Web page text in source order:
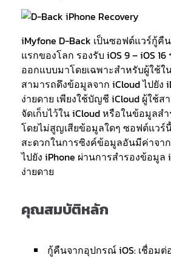
iMyfone D-Back เป็นซอฟต์แวร์กู้คื
แรกของโลก รองรับ iOS 9 – iOS 16
ออกแบบมาโดยเฉพาะสำหรับผู้ใช้ใ
สามารถดึงข้อมูลจาก iCloud ไปยัง
ง่ายดาย เพียงใช้บัญชี iCloud ผู้ใช้
จัดเก็บไว้ใน iCloud หรือในข้อมูลส
โดยไม่สูญเสียข้อมูลใดๆ ซอฟต์แวร์
สะดวกในการซิงค์ข้อมูลอันมีค่าจา
ไปยัง iPhone ผ่านการสำรองข้อมูล
ง่ายดาย
คุณสมบัติหลัก
กู้คืนจากอุปกรณ์ iOS: เชื่อมต่